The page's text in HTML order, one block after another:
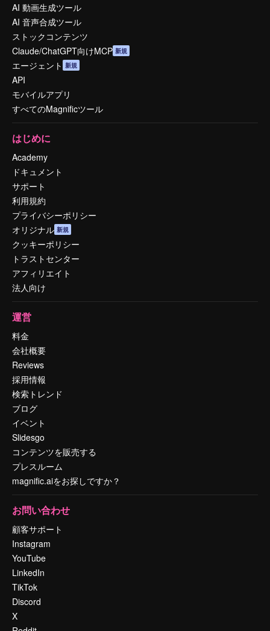
AI 動画生成ツール
AI 音声合成ツール
ストックコンテンツ
Claude/ChatGPT向けMCP 新規
エージェント 新規
API
モバイルアプリ
すべてのMagnificツール
はじめに
Academy
ドキュメント
サポート
利用規約
プライバシーポリシー
オリジナル 新規
クッキーポリシー
トラストセンター
アフィリエイト
法人向け
運営
料金
会社概要
Reviews
採用情報
検索トレンド
ブログ
イベント
Slidesgo
コンテンツを販売する
プレスルーム
magnific.aiをお探しですか？
お問い合わせ
顧客サポート
Instagram
YouTube
LinkedIn
TikTok
Discord
X